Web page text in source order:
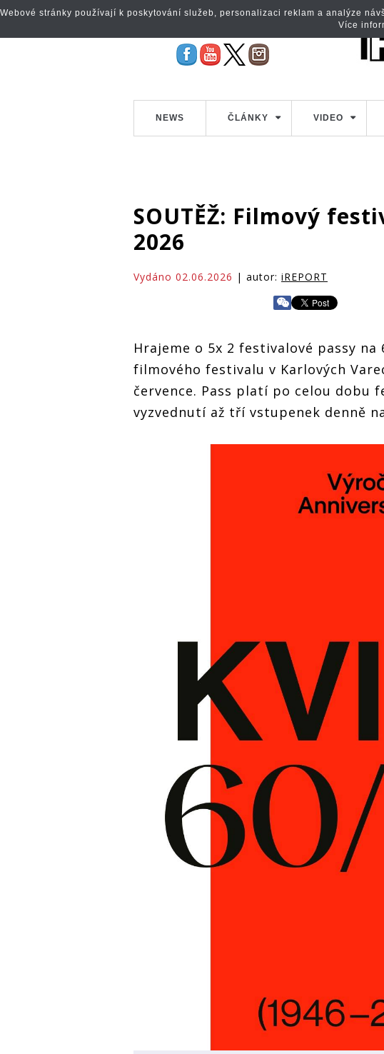
NEWS ČLÁNKY VIDEO
SOUTĚŽ: Filmový
2026
Vydáno 02.06.2026 | autor: iREPORT
Hrajeme o 5x 2 festivalové passy
filmového festivalu v Karlových
července. Pass platí po celou dobu
vyzvednutí až tří vstupenek denně
Webové stránky používají k poskytování služeb, personalizaci reklam a analýze
Více